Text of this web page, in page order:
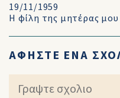
19/11/1959
H φίλη της μητέρας
ΑΦΗΣΤΕ ΕΝΑ